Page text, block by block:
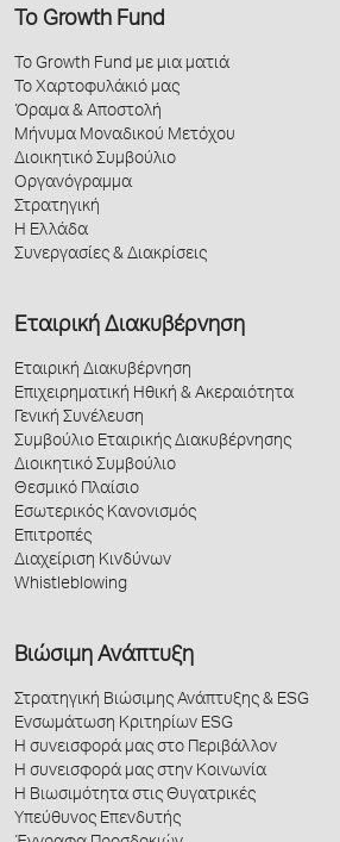
Το Growth Fund
Το Growth Fund με μια ματιά
Το Χαρτοφυλάκιό μας
Όραμα & Αποστολή
Μήνυμα Μοναδικού Μετόχου
Διοικητικό Συμβούλιο
Οργανόγραμμα
Στρατηγική
Η Ελλάδα
Συνεργασίες & Διακρίσεις
Εταιρική Διακυβέρνηση
Εταιρική Διακυβέρνηση
Επιχειρηματική Ηθική & Ακεραιότητα
Γενική Συνέλευση
Συμβούλιο Εταιρικής Διακυβέρνησης
Διοικητικό Συμβούλιο
Θεσμικό Πλαίσιο
Εσωτερικός Κανονισμός
Επιτροπές
Διαχείριση Κινδύνων
Whistleblowing
Βιώσιμη Ανάπτυξη
Στρατηγική Βιώσιμης Ανάπτυξης & ESG
Ενσωμάτωση Κριτηρίων ESG
Η συνεισφορά μας στο Περιβάλλον
Η συνεισφορά μας στην Κοινωνία
Η Βιωσιμότητα στις Θυγατρικές
Υπεύθυνος Επενδυτής